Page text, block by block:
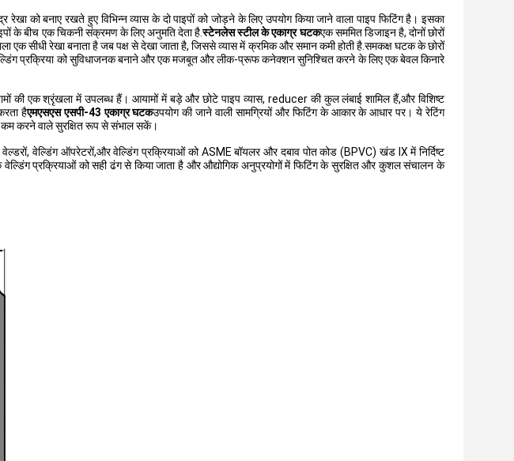
रेखा को बनाए रखते हुए विभिन्न व्यास के दो पाइपों को जोड़ने के लिए उपयोग किया जाने वाला पाइप फिटिंग है। इसका
के बीच एक चिकनी संक्रमण के लिए अनुमति देता है.स्टेनलेस स्टील के एकाग्र घटकएक सममित डिजाइन है, दोनों छोरों
सीधी रेखा बनाता है जब पक्ष से देखा जाता है, जिससे व्यास में क्रमिक और समान कमी होती है.समकक्ष घटक के छोरों
प्रक्रिया को सुविधाजनक बनाने और एक मजबूत और लीक-प्रूफ कनेक्शन सुनिश्चित करने के लिए एक बेवल किनारे
की एक श्रृंखला में उपलब्ध हैं। आयामों में बड़े और छोटे पाइप व्यास, reducer की कुल लंबाई शामिल हैं,और विशिष्ट
हैएमएसएस एसपी-43 एकाग्र घटकउपयोग की जाने वाली सामग्रियों और फिटिंग के आकार के आधार पर। ये रेटिंग
कम करने वाले सुरक्षित रूप से संभाल सकें।
वेल्डरों, वेल्डिंग ऑपरेटरों,और वेल्डिंग प्रक्रियाओं को ASME बॉयलर और दबाव पोत कोड (BPVC) खंड IX में निर्दिष्ट
वेल्डिंग प्रक्रियाओं को सही ढंग से किया जाता है और औद्योगिक अनुप्रयोगों में फिटिंग के सुरक्षित और कुशल संचालन के